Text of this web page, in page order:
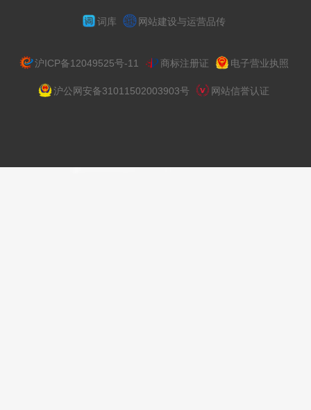
词库 网站建设与运营品传
沪ICP备12049525号-11 商标注册证 电子营业执照
沪公网安备31011502003903号 网站信誉认证